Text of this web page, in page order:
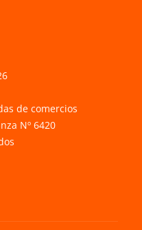
de comercios
Nº 6420